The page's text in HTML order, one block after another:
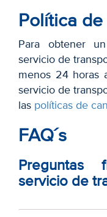
Política
Para obtener
servicio de
menos 24 horas
servicio de
las políticas de
FAQ´s
Preguntas
servicio de